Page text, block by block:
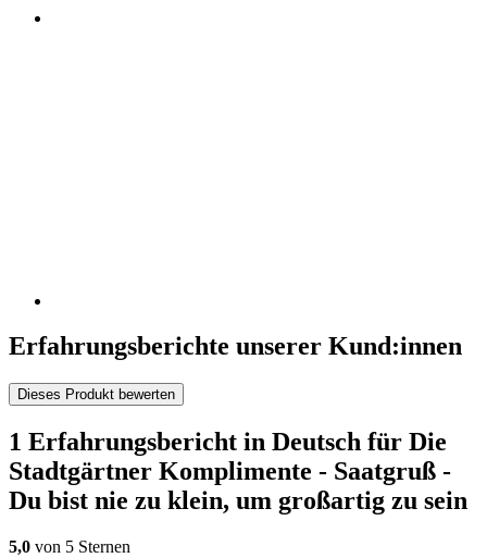
Erfahrungsberichte unserer Kund:innen
Dieses Produkt bewerten
1 Erfahrungsbericht in Deutsch für Die
Stadtgärtner Komplimente - Saatgruß -
Du bist nie zu klein, um großartig zu sein
5,0 von 5 Sternen